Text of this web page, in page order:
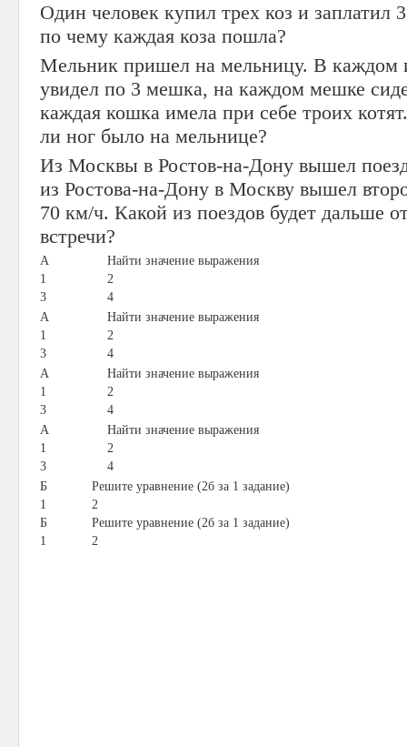
Один человек купил трех коз и заплатил
по чему каждая коза пошла?
Мельник пришел на мельницу. В каждом
увидел по 3 мешка, на каждом мешке
каждая кошка имела при себе троих
ли ног было на мельнице?
Из Москвы в Ростов-на-Дону вышел
из Ростова-на-Дону в Москву вышел
70 км/ч. Какой из поездов будет дальше
встречи?
A
Найти значение выражения
1
2
3
4
A
Найти значение выражения
1
2
3
4
A
Найти значение выражения
1
2
3
4
A
Найти значение выражения
1
2
3
4
Б
Решите уравнение (2б за 1 задание)
1
2
Б
Решите уравнение (2б за 1 задание)
1
2